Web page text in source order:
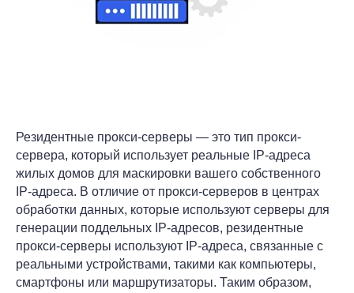
Резидентные прокси-серверы — это тип прокси-
сервера, который использует реальные IP-адреса
жилых домов для маскировки вашего собственного
IP-адреса. В отличие от прокси-серверов в центрах
обработки данных, которые используют серверы для
генерации поддельных IP-адресов, резидентные
прокси-серверы используют IP-адреса, связанные с
реальными устройствами, такими как компьютеры,
смартфоны или маршрутизаторы. Таким образом,